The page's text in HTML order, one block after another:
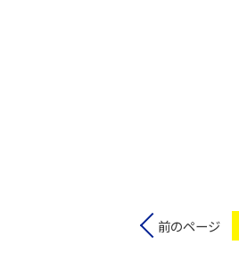
前のページ